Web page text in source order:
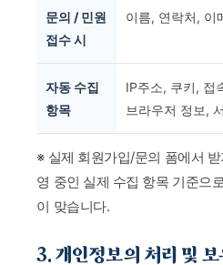
문의 / 민원
접수 시
이름, 연락처, 이
자동 수집
항목
IP주소, 쿠키, 접
브라우저 정보,
※ 실제 회원가입/문의 폼에서
영 중인 실제 수집 항목 기준으
이 맞습니다.
3. 개인정보의 처리 및